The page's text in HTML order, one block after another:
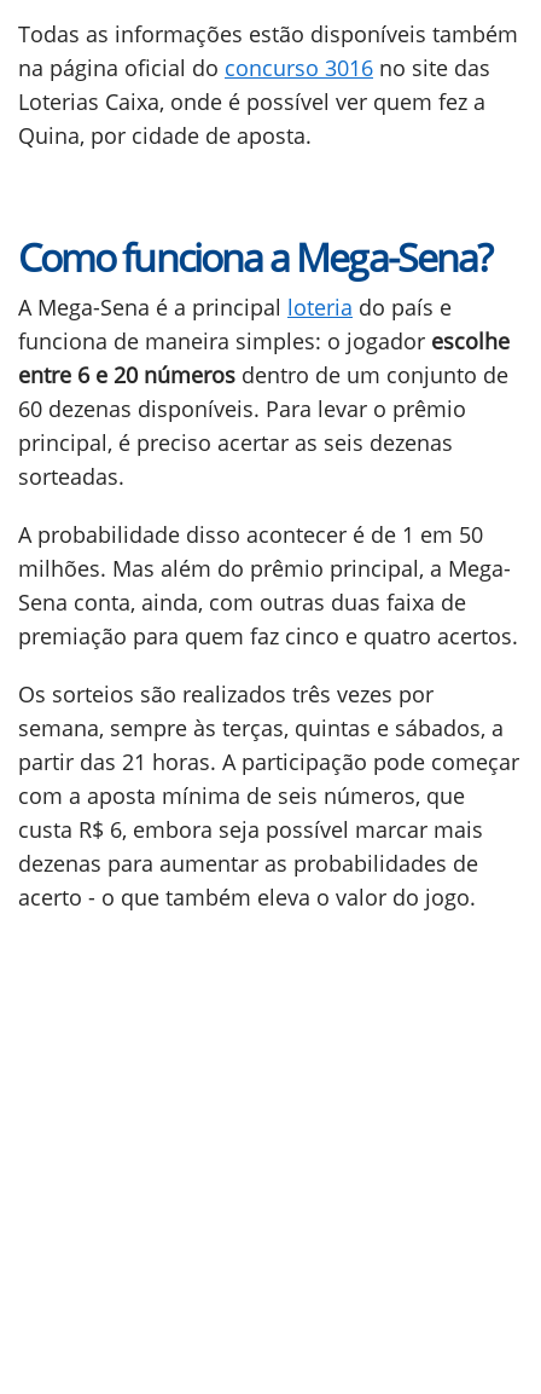
Todas as informações estão disponíveis também
na página oficial do concurso 3016 no site das
Loterias Caixa, onde é possível ver quem fez a
Quina, por cidade de aposta.
Como funciona a Mega-Sena?
A Mega-Sena é a principal loteria do país e
funciona de maneira simples: o jogador escolhe
entre 6 e 20 números dentro de um conjunto de
60 dezenas disponíveis. Para levar o prêmio
principal, é preciso acertar as seis dezenas
sorteadas.
A probabilidade disso acontecer é de 1 em 50
milhões. Mas além do prêmio principal, a Mega-
Sena conta, ainda, com outras duas faixa de
premiação para quem faz cinco e quatro acertos.
Os sorteios são realizados três vezes por
semana, sempre às terças, quintas e sábados, a
partir das 21 horas. A participação pode começar
com a aposta mínima de seis números, que
custa R$ 6, embora seja possível marcar mais
dezenas para aumentar as probabilidades de
acerto - o que também eleva o valor do jogo.